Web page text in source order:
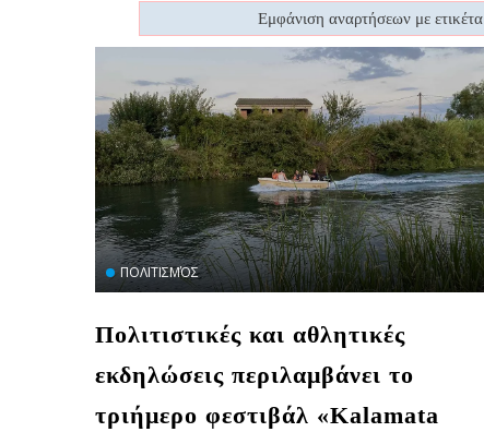
Εμφάνιση αναρτήσεων με ετικέτα
ΠΟΛΙΤΙΣΜΌΣ
Πολιτιστικές και αθλητικές
εκδηλώσεις περιλαμβάνει το
τριήμερο φεστιβάλ «Kalamata